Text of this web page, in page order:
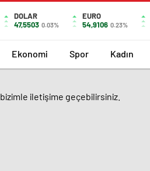
DOLAR
47,5503 0.03%
EURO
54,9106 0.23%
Ekonomi Spor Kadın
iletişime geçebilirsiniz.